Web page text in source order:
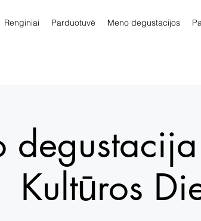
Renginiai Parduotuvė Meno degustacijos
Kultūros